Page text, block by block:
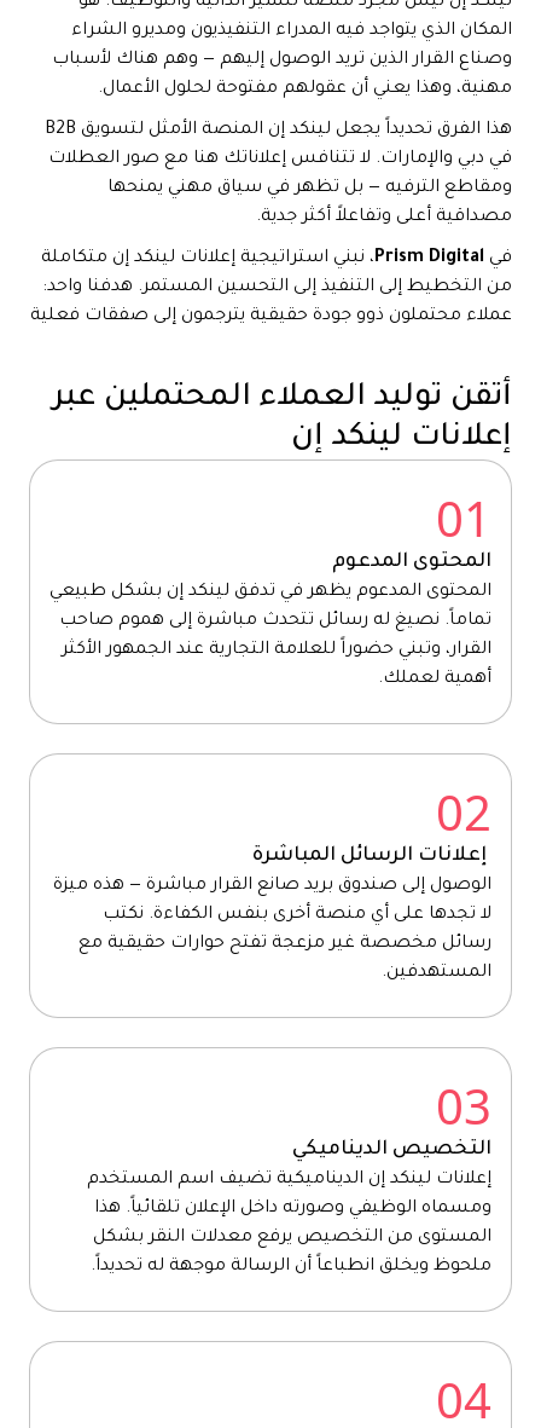
المكان الذي يتواجد فيه المدراء التنفيذيون ومديرو الشراء
وصناع القرار الذين تريد الوصول إليهم — وهم هناك لأسباب
مهنية، وهذا يعني أن عقولهم مفتوحة لحلول الأعمال.
هذا الفرق تحديداً يجعل لينكد إن المنصة الأمثل لتسويق B2B
في دبي والإمارات. لا تتنافس إعلاناتك هنا مع صور العطلات
ومقاطع الترفيه — بل تظهر في سياق مهني يمنحها
مصداقية أعلى وتفاعلاً أكثر جدية.
في Prism Digital، نبني استراتيجية إعلانات لينكد إن متكاملة
من التخطيط إلى التنفيذ إلى التحسين المستمر. هدفنا واحد:
عملاء محتملون ذوو جودة حقيقية يترجمون إلى صفقات فعلية
أتقن توليد العملاء المحتملين عبر
إعلانات لينكد إن
01
المحتوى المدعوم
المحتوى المدعوم يظهر في تدفق لينكد إن بشكل طبيعي
تماماً. نصيغ له رسائل تتحدث مباشرة إلى هموم صاحب
القرار، وتبني حضوراً للعلامة التجارية عند الجمهور الأكثر
أهمية لعملك.
02
إعلانات الرسائل المباشرة
الوصول إلى صندوق بريد صانع القرار مباشرة — هذه ميزة
لا تجدها على أي منصة أخرى بنفس الكفاءة. نكتب
رسائل مخصصة غير مزعجة تفتح حوارات حقيقية مع
المستهدفين.
03
التخصيص الديناميكي
إعلانات لينكد إن الديناميكية تضيف اسم المستخدم
ومسماه الوظيفي وصورته داخل الإعلان تلقائياً. هذا
المستوى من التخصيص يرفع معدلات النقر بشكل
ملحوظ ويخلق انطباعاً أن الرسالة موجهة له تحديداً.
04